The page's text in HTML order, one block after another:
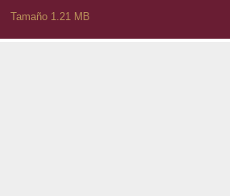
Tamaño 1.21 MB